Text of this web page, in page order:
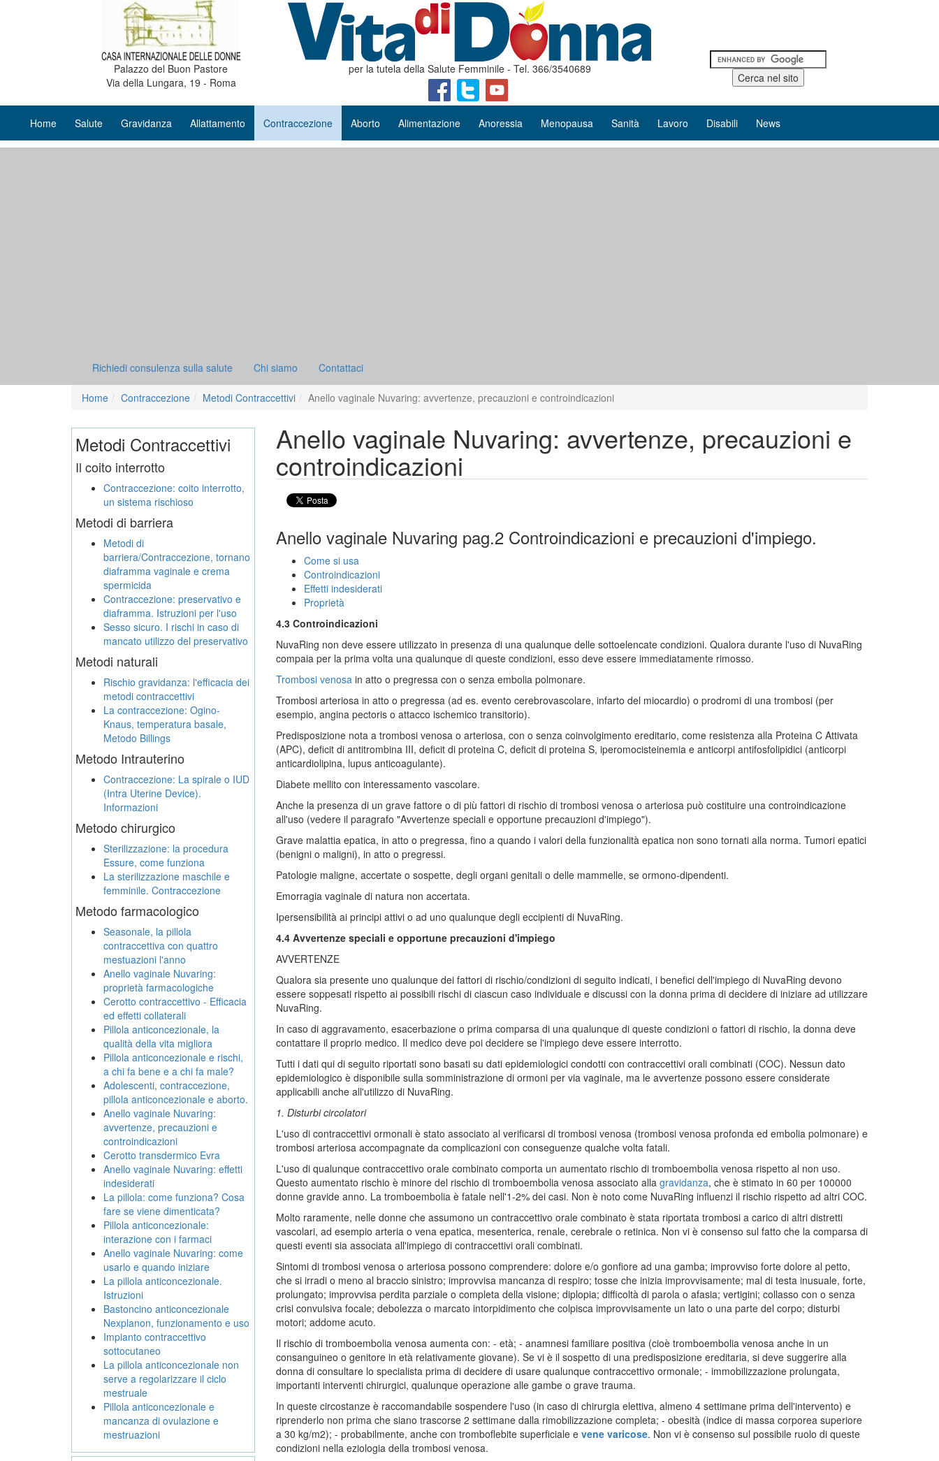
Palazzo del Buon Pastore
Via della Lungara, 19 - Roma
per la tutela della Salute Femminile - Tel. 366/3540689
Home Salute Gravidanza Allattamento Contraccezione Aborto Alimentazione Anoressia Menopausa Sanità Lavoro Disabili News
Richiedi consulenza sulla salute Chi siamo Contattaci
Home Contraccezione Metodi Contraccettivi Anello vaginale Nuvaring: avvertenze, precauzioni e controindicazioni
Anello vaginale Nuvaring: avvertenze, precauzioni e
controindicazioni
Anello vaginale Nuvaring pag.2 Controindicazioni e precauzioni d'impiego.
Come si usa
Controindicazioni
Effetti indesiderati
Proprietà
4.3 Controindicazioni
NuvaRing non deve essere utilizzato in presenza di una qualunque delle sottoelencate condizioni. Qualora durante l'uso di NuvaRing
compaia per la prima volta una qualunque di queste condizioni, esso deve essere immediatamente rimosso.
Trombosi venosain atto o pregressa con o senza embolia polmonare.
Trombosi arteriosa in atto o pregressa (ad es. evento cerebrovascolare, infarto del miocardio) o prodromi di una trombosi (per
esempio, angina pectoris o attacco ischemico transitorio).
Predisposizione nota a trombosi venosa o arteriosa, con o senza coinvolgimento ereditario, come resistenza alla Proteina C Attivata
(APC), deficit di antitrombina III, deficit di proteina C, deficit di proteina S, iperomocisteinemia e anticorpi antifosfolipidici (anticorpi
anticardiolipina, lupus anticoagulante).
Diabete mellito con interessamento vascolare.
Anche la presenza di un grave fattore o di più fattori di rischio di trombosi venosa o arteriosa può costituire una controindicazione
all'uso (vedere il paragrafo "Avvertenze speciali e opportune precauzioni d'impiego").
Grave malattia epatica, in atto o pregressa, fino a quando i valori della funzionalità epatica non sono tornati alla norma. Tumori epatici
(benigni o maligni), in atto o pregressi.
Patologie maligne, accertate o sospette, degli organi genitali o delle mammelle, se ormono-dipendenti.
Emorragia vaginale di natura non accertata.
Ipersensibilità ai principi attivi o ad uno qualunque degli eccipienti di NuvaRing.
4.4 Avvertenze speciali e opportune precauzioni d'impiego
AVVERTENZE
Qualora sia presente uno qualunque dei fattori di rischio/condizioni di seguito indicati, i benefici dell'impiego di NuvaRing devono
essere soppesati rispetto ai possibili rischi di ciascun caso individuale e discussi con la donna prima di decidere di iniziare ad utilizzare
NuvaRing.
In caso di aggravamento, esacerbazione o prima comparsa di una qualunque di queste condizioni o fattori di rischio, la donna deve
contattare il proprio medico. Il medico deve poi decidere se l'impiego deve essere interrotto.
Tutti i dati qui di seguito riportati sono basati su dati epidemiologici condotti con contraccettivi orali combinati (COC). Nessun dato
epidemiologico è disponibile sulla somministrazione di ormoni per via vaginale, ma le avvertenze possono essere considerate
applicabili anche all'utilizzo di NuvaRing.
1. Disturbi circolatori
L'uso di contraccettivi ormonali è stato associato al verificarsi di trombosi venosa (trombosi venosa profonda ed embolia polmonare) e
trombosi arteriosa accompagnate da complicazioni con conseguenze qualche volta fatali.
L'uso di qualunque contraccettivo orale combinato comporta un aumentato rischio di tromboembolia venosa rispetto al non uso.
Questo aumentato rischio è minore del rischio di tromboembolia venosa associato alla gravidanza, che è stimato in 60 per 100000
donne gravide anno. La tromboembolia è fatale nell'1-2% dei casi. Non è noto come NuvaRing influenzi il rischio rispetto ad altri COC.
Molto raramente, nelle donne che assumono un contraccettivo orale combinato è stata riportata trombosi a carico di altri distretti
vascolari, ad esempio arteria o vena epatica, mesenterica, renale, cerebrale o retinica. Non vi è consenso sul fatto che la comparsa di
questi eventi sia associata all'impiego di contraccettivi orali combinati.
Sintomi di trombosi venosa o arteriosa possono comprendere: dolore e/o gonfiore ad una gamba; improvviso forte dolore al petto,
che si irradi o meno al braccio sinistro; improvvisa mancanza di respiro; tosse che inizia improvvisamente; mal di testa inusuale, forte,
prolungato; improvvisa perdita parziale o completa della visione; diplopia; difficoltà di parola o afasia; vertigini; collasso con o senza
crisi convulsiva focale; debolezza o marcato intorpidimento che colpisca improvvisamente un lato o una parte del corpo; disturbi
motori; addome acuto.
Il rischio di tromboembolia venosa aumenta con: - età; - anamnesi familiare positiva (cioè tromboembolia venosa anche in un
consanguineo o genitore in età relativamente giovane). Se vi è il sospetto di una predisposizione ereditaria, si deve suggerire alla
donna di consultare lo specialista prima di decidere di usare qualunque contraccettivo ormonale; - immobilizzazione prolungata,
importanti interventi chirurgici, qualunque operazione alle gambe o grave trauma.
In queste circostanze è raccomandabile sospendere l'uso (in caso di chirurgia elettiva, almeno 4 settimane prima dell'intervento) e
riprenderlo non prima che siano trascorse 2 settimane dalla rimobilizzazione completa; - obesità (indice di massa corporea superiore
a 30 kg/m2); - probabilmente, anche con tromboflebite superficiale e vene varicose. Non vi è consenso sul possibile ruolo di queste
condizioni nella eziologia della trombosi venosa.
Metodi Contraccettivi
Il coito interrotto
Contraccezione: coito interrotto,
un sistema rischioso
Metodi di barriera
Metodi di
barriera/Contraccezione, tornano
diaframma vaginale e crema
spermicida
Contraccezione: preservativo e
diaframma. Istruzioni per l'uso
Sesso sicuro. I rischi in caso di
mancato utilizzo del preservativo
Metodi naturali
Rischio gravidanza: l'efficacia dei
metodi contraccettivi
La contraccezione: Ogino-
Knaus, temperatura basale,
Metodo Billings
Metodo Intrauterino
Contraccezione: La spirale o IUD
(Intra Uterine Device).
Informazioni
Metodo chirurgico
Sterilizzazione: la procedura
Essure, come funziona
La sterilizzazione maschile e
femminile. Contraccezione
Metodo farmacologico
Seasonale, la pillola
contraccettiva con quattro
mestuazioni l'anno
Anello vaginale Nuvaring:
proprietà farmacologiche
Cerotto contraccettivo - Efficacia
ed effetti collaterali
Pillola anticoncezionale, la
qualità della vita migliora
Pillola anticoncezionale e rischi,
a chi fa bene e a chi fa male?
Adolescenti, contraccezione,
pillola anticoncezionale e aborto.
Anello vaginale Nuvaring:
avvertenze, precauzioni e
controindicazioni
Cerotto transdermico Evra
Anello vaginale Nuvaring: effetti
indesiderati
La pillola: come funziona? Cosa
fare se viene dimenticata?
Pillola anticoncezionale:
interazione con i farmaci
Anello vaginale Nuvaring: come
usarlo e quando iniziare
La pillola anticoncezionale.
Istruzioni
Bastoncino anticoncezionale
Nexplanon, funzionamento e uso
Impianto contraccettivo
sottocutaneo
La pillola anticoncezionale non
serve a regolarizzare il ciclo
mestruale
Pillola anticoncezionale e
mancanza di ovulazione e
mestruazioni